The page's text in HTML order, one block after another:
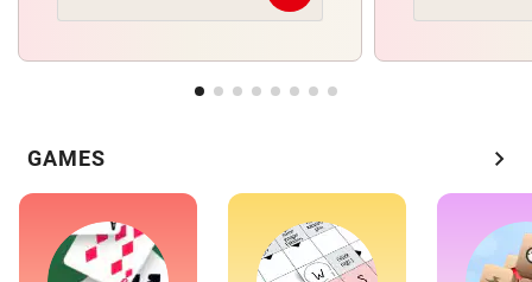
GAMES chevron_right